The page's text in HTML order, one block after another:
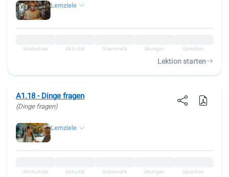
Lernziele
Wortschatz Aktivität Grammatik Übungen Sprechen
Lektion starten
A1.18 - Dinge fragen
(Dinge fragen)
Lernziele
Wortschatz Aktivität Grammatik Übungen Sprechen